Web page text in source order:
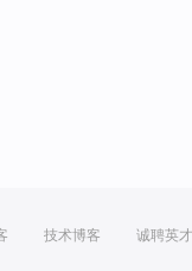
技术博客 诚聘英才